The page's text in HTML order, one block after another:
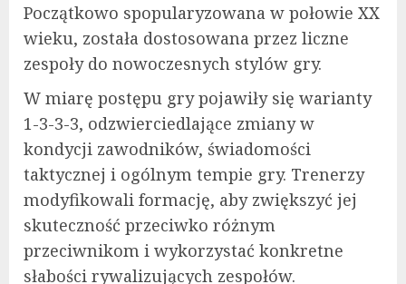
Początkowo spopularyzowana w połowie XX
wieku, została dostosowana przez liczne
zespoły do nowoczesnych stylów gry.
W miarę postępu gry pojawiły się warianty
1-3-3-3, odzwierciedlające zmiany w
kondycji zawodników, świadomości
taktycznej i ogólnym tempie gry. Trenerzy
modyfikowali formację, aby zwiększyć jej
skuteczność przeciwko różnym
przeciwnikom i wykorzystać konkretne
słabości rywalizujących zespołów.